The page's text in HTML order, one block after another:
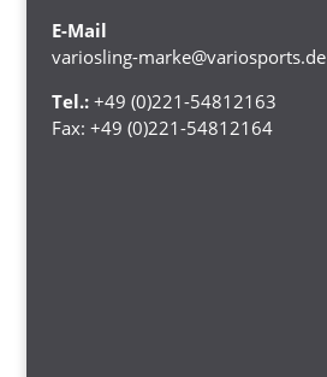
E-Mail
variosling-marke@variosports.de
Tel.: +49 (0)221-54812163
Fax: +49 (0)221-54812164